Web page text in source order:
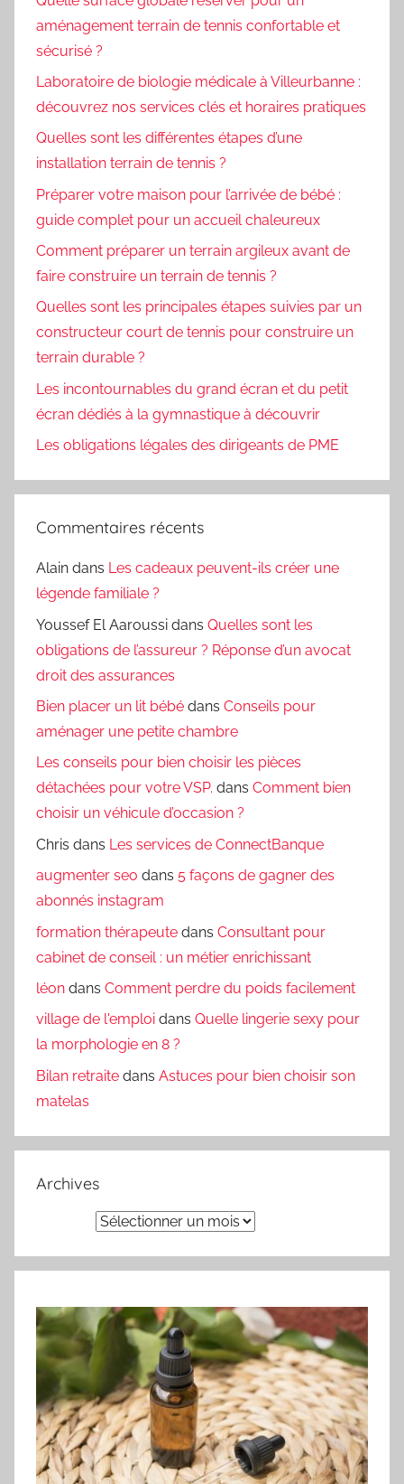
aménagement terrain de tennis confortable et
sécurisé ?
Laboratoire de biologie médicale à Villeurbanne :
découvrez nos services clés et horaires pratiques
Quelles sont les différentes étapes d’une
installation terrain de tennis ?
Préparer votre maison pour l’arrivée de bébé :
guide complet pour un accueil chaleureux
Comment préparer un terrain argileux avant de
faire construire un terrain de tennis ?
Quelles sont les principales étapes suivies par un
constructeur court de tennis pour construire un
terrain durable ?
Les incontournables du grand écran et du petit
écran dédiés à la gymnastique à découvrir
Les obligations légales des dirigeants de PME
Commentaires récents
Alain dans Les cadeaux peuvent-ils créer une
légende familiale ?
Youssef El Aaroussi dans Quelles sont les
obligations de l’assureur ? Réponse d’un avocat
droit des assurances
Bien placer un lit bébé dans Conseils pour
aménager une petite chambre
Les conseils pour bien choisir les pièces
détachées pour votre VSP. dans Comment bien
choisir un véhicule d’occasion ?
Chris dans Les services de ConnectBanque
augmenter seo dans 5 façons de gagner des
abonnés instagram
formation thérapeute dans Consultant pour
cabinet de conseil : un métier enrichissant
léon dans Comment perdre du poids facilement
village de l'emploi dans Quelle lingerie sexy pour
la morphologie en 8 ?
Bilan retraite dans Astuces pour bien choisir son
matelas
Archives